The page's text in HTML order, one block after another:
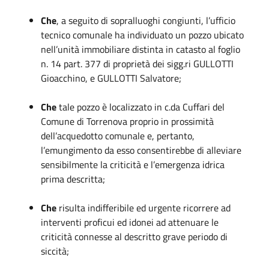
Che, a seguito di sopralluoghi congiunti, l’ufficio
tecnico comunale ha individuato un pozzo ubicato
nell’unità immobiliare distinta in catasto al foglio
n. 14 part. 377 di proprietà dei sigg.ri GULLOTTI
Gioacchino, e GULLOTTI Salvatore;
Chetale pozzo è localizzato in c.da Cuffari del
Comune di Torrenova proprio in prossimità
dell’acquedotto comunale e, pertanto,
l’emungimento da esso consentirebbe di alleviare
sensibilmente la criticità e l’emergenza idrica
prima descritta;
Che risulta indifferibile ed urgente ricorrere ad
interventi proficui ed idonei ad attenuare le
criticità connesse al descritto grave periodo di
siccità;